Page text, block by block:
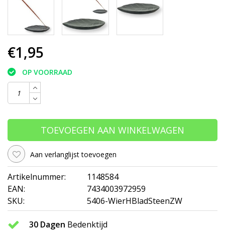
€1,95
OP VOORRAAD
TOEVOEGEN AAN WINKELWAGEN
Aan verlanglijst toevoegen
Artikelnummer:
1148584
EAN:
7434003972959
SKU:
5406-WierHBladSteenZW
30 Dagen Bedenktijd